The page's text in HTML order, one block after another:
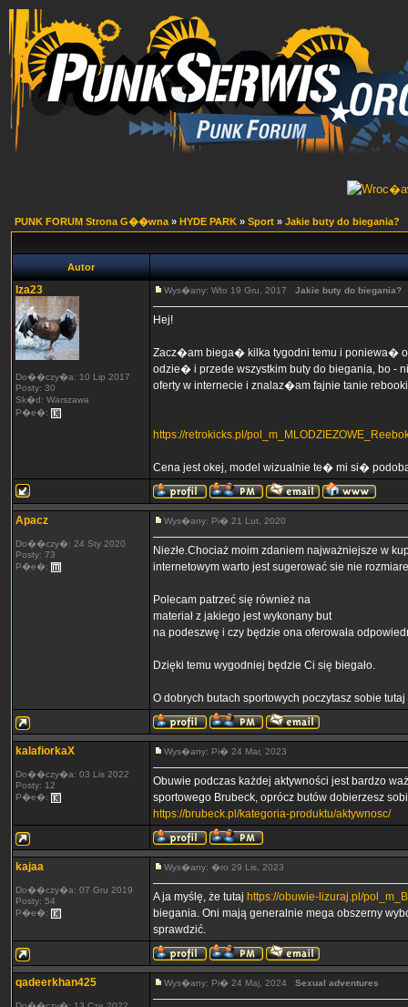
PUNK FORUM Strona G��wna » HYDE PARK » Sport » Jakie buty do biegania?
Autor
Iza23
Do��czy�a: 10 Lip 2017
Posty: 30
Sk�d: Warszawa
P�e�:
Wys�any: Wto 19 Gru, 2017 Jakie buty do biegania?
Hej!
Zacz�am biega� kilka tygodni temu i poniewa�
odzie� i przede wszystkim buty do biegania, bo
oferty w internecie i znalaz�am fajnie tanie
https://retrokicks.pl/
Cena jest okej, model wizualnie te� mi si�
Apacz
Do��czy�: 24 Sty 2020
Posty: 73
P�e�:
Wys�any: Pi� 21 Lut, 2020
Niezłe.Chociaż moim zdaniem najważniejsze w
internetowym warto jest sugerować sie nie
Polecam patrzeć się również na
materiał z jakiego jest wykonany but
na podeszwę i czy będzie ona oferowała
Dzięki temu wygodniej będzie Ci się biegało.
O dobrych butach sportowych poczytasz sobie tutaj
kalafiorkaX
Do��czy�a: 03 Lis 2022
Posty: 12
P�e�:
Wys�any: Pi� 24 Mar, 2023
Obuwie podczas każdej aktywności jest bardzo
sportowego Brubeck, oprócz butów dobierzesz
https://brubeck.pl/kategoria-produktu/aktywnosc/
kajaa
Do��czy�a: 07 Gru 2019
Posty: 54
P�e�:
Wys�any: �ro 29 Lis, 2023
A ja myślę, że tutaj https://obuwie-lizuraj.pl/
biegania. Oni mają generalnie mega obszerny
sprawdzić.
qadeerkhan425 Wys�any: Pi� 24 Maj, 2024 Sexual adventures